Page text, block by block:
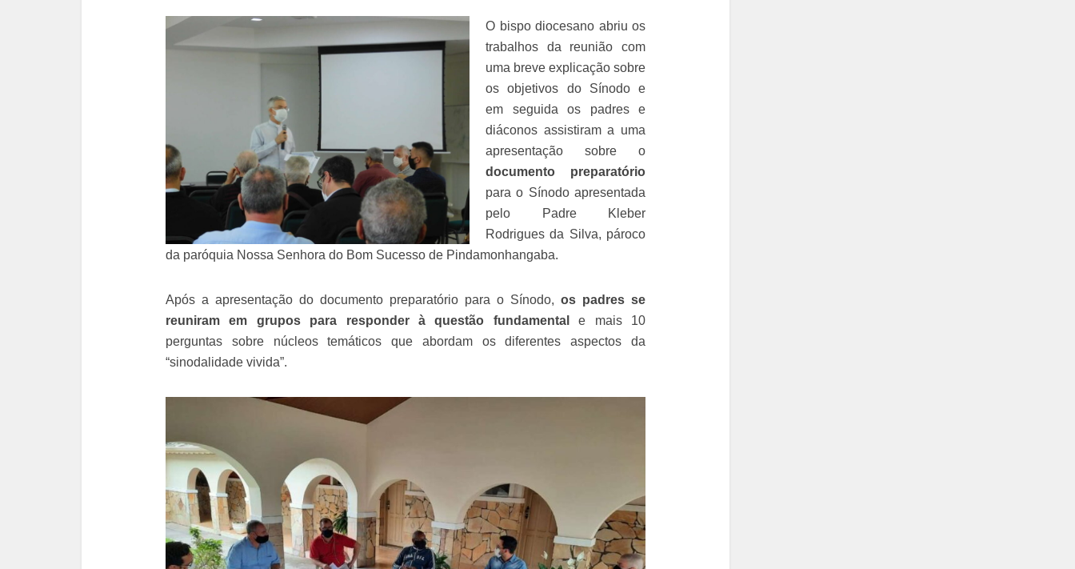
O bispo diocesano abriu os
trabalhos da reunião com
uma breve explicação sobre
os objetivos do Sínodo e
em seguida os padres e
diáconos assistiram a uma
apresentação sobre o
documento preparatório
para o Sínodo apresentada
pelo Padre Kleber
Rodrigues da Silva, pároco
da paróquia Nossa Senhora do Bom Sucesso de Pindamonhangaba.
Após a apresentação do documento preparatório para o Sínodo, os padres se
reuniram em grupos para responder à questão fundamental
e mais 10
perguntas sobre núcleos temáticos que abordam os diferentes aspectos da
“sinodalidade vivida”.